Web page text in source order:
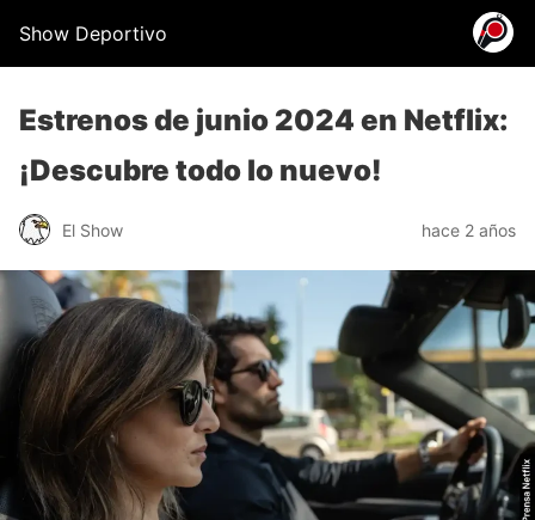
Show Deportivo
Estrenos de junio 2024 en Netflix:
¡Descubre todo lo nuevo!
El Show hace 2 años